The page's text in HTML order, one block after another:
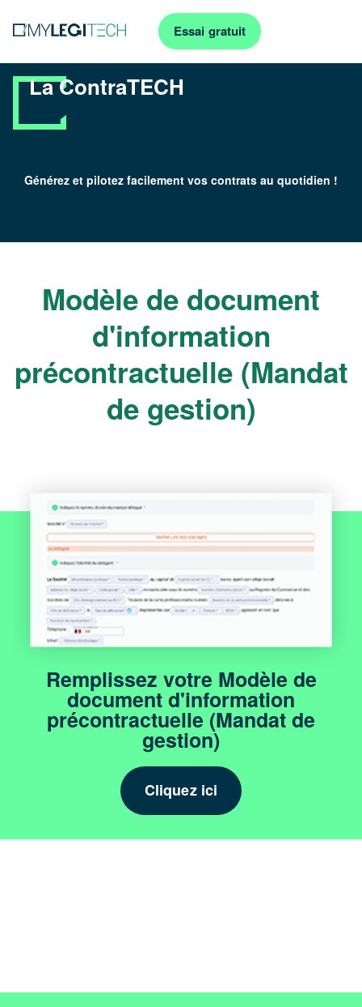
Essai gratuit
La ContraTECH
Générez et pilotez facilement vos contrats au quotidien !
Modèle de document
d'information
précontractuelle (Mandat
de gestion)
Remplissez votre Modèle de
document d'information
précontractuelle (Mandat de
gestion)
Cliquez ici